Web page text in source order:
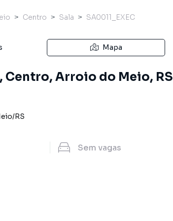
Centro Sala SA0011_EXEC
Mapa
Centro, Arroio do Meio, RS
/RS
Sem vagas